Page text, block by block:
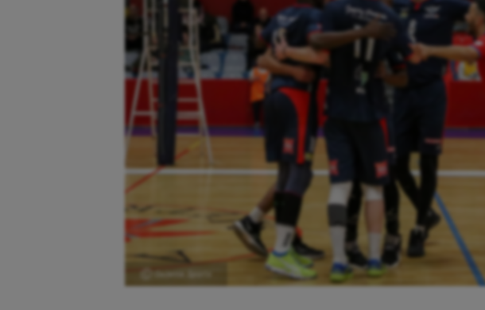
Ⓒ Gazette Sports